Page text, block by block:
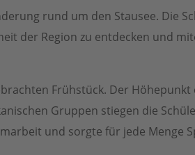
rund um den Stausee. Die
der Region zu entdecken und
Frühstück. Der Höhepunkt
Gruppen stiegen die
und sorgte für jede Menge